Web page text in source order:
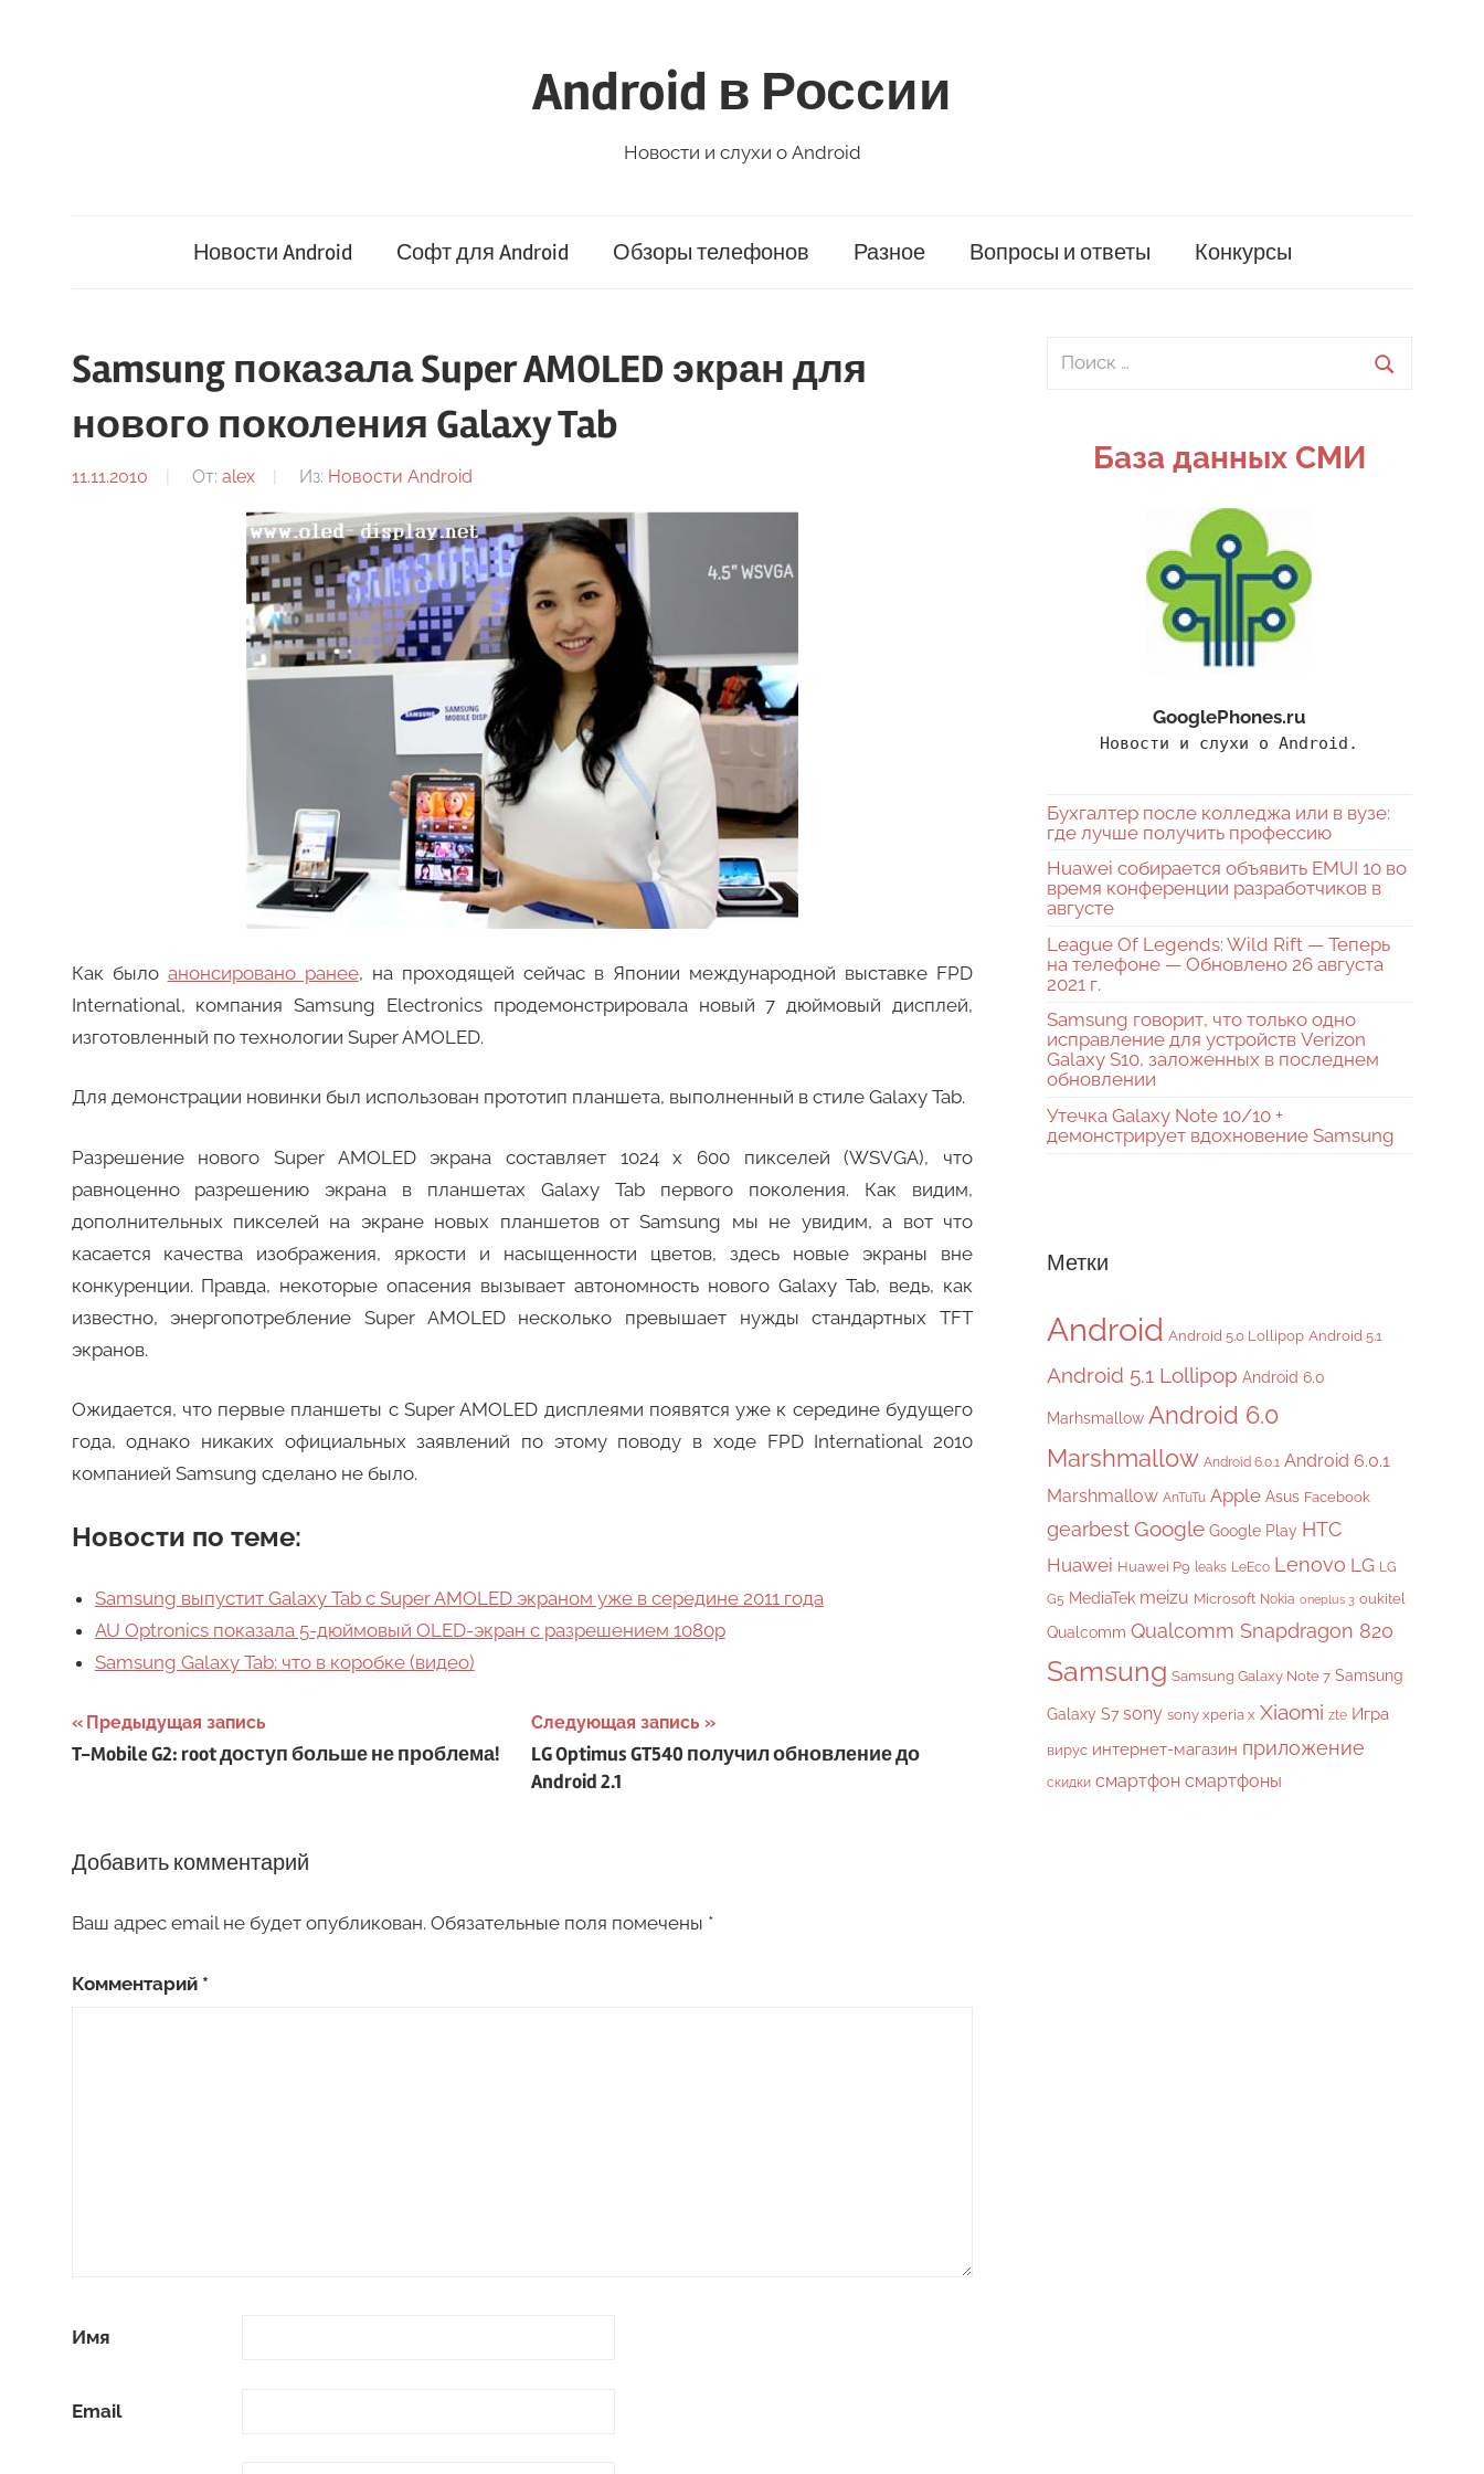
Android в России
Новости и слухи о Android
Новости Android Софт для Android Обзоры телефонов Разное Вопросы и ответы Конкурсы
Samsung показала Super AMOLED экран для
нового поколения Galaxy Tab
11.11.2010 От: alex Из: Новости Android
Как было анонсировано ранее, на проходящей сейчас в Японии международной выставке FPD
International, компания Samsung Electronics продемонстрировала новый 7 дюймовый дисплей,
изготовленный по технологии Super AMOLED.
Для демонстрации новинки был использован прототип планшета, выполненный в стиле Galaxy Tab.
Разрешение нового Super AMOLED экрана составляет 1024 x 600 пикселей (WSVGA), что
равноценно разрешению экрана в планшетах Galaxy Tab первого поколения. Как видим,
дополнительных пикселей на экране новых планшетов от Samsung мы не увидим, а вот что
касается качества изображения, яркости и насыщенности цветов, здесь новые экраны вне
конкуренции. Правда, некоторые опасения вызывает автономность нового Galaxy Tab, ведь, как
известно, энергопотребление Super AMOLED несколько превышает нужды стандартных TFT
экранов.
Ожидается, что первые планшеты с Super AMOLED дисплеями появятся уже к середине будущего
года, однако никаких официальных заявлений по этому поводу в ходе FPD International 2010
компанией Samsung сделано не было.
Новости по теме:
Samsung выпустит Galaxy Tab с Super AMOLED экраном уже в середине 2011 года
AU Optronics показала 5-дюймовый OLED-экран с разрешением 1080p
Samsung Galaxy Tab: что в коробке (видео)
Навигация
по
Предыдущая запись
T-Mobile G2: root доступ больше не проблема!
Следующая запись
LG Optimus GT540 получил обновление до
Android 2.1
Добавить комментарий
Ваш адрес email не будет опубликован. Обязательные поля помечены *
Комментарий *
Имя
Email
Поиск
База данных СМИ
GooglePhones.ru
Новости и слухи о Android.
Бухгалтер после колледжа или в вузе:
где лучше получить профессию
Huawei собирается объявить EMUI 10 во
время конференции разработчиков в
августе
League Of Legends: Wild Rift — Теперь
на телефоне — Обновлено 26 августа
2021 г.
Samsung говорит, что только одно
исправление для устройств Verizon
Galaxy S10, заложенных в последнем
обновлении
Утечка Galaxy Note 10/10 +
демонстрирует вдохновение Samsung
Метки
Android Android 5.0 Lollipop Android 5.1
Android 5.1 Lollipop Android 6.0
Marhsmallow Android 6.0
Marshmallow Android 6.0.1 Android 6.0.1
Marshmallow AnTuTu Apple Asus Facebook
gearbestGoogle Google Play HTC
Huawei Huawei P9 leaks LeEco Lenovo LG LG
G5 MediaTek meizu Microsoft Nokia oneplus 3 oukitel
Qualcomm Qualcomm Snapdragon 820
Samsung Samsung Galaxy Note 7 Samsung
Galaxy S7 sony sony xperia x Xiaomi zte Игра
вирус интернет-магазин приложение
скидки смартфон смартфоны